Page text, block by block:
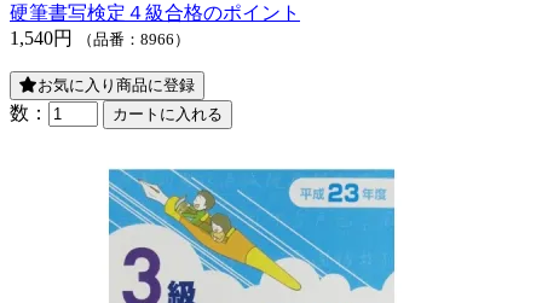
硬筆書写検定４級合格のポイント
1,540円
（品番：8966）
お気に入り商品に登録
数：